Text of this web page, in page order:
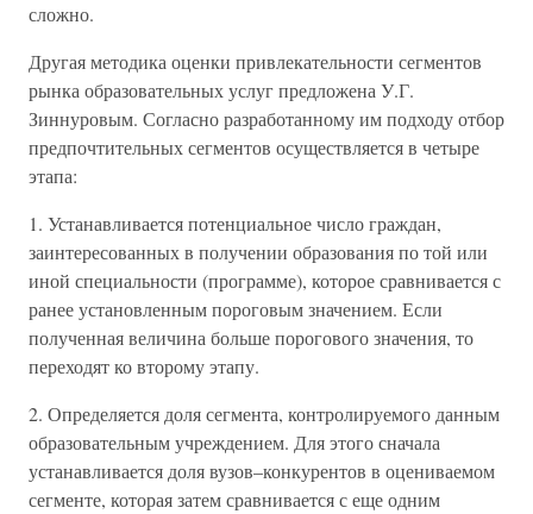
сложно.
Другая методика оценки привлекательности сегментов
рынка образовательных услуг предложена У.Г.
Зиннуровым. Согласно разработанному им подходу отбор
предпочтительных сегментов осуществляется в четыре
этапа:
1. Устанавливается потенциальное число граждан,
заинтересованных в получении образования по той или
иной специальности (программе), которое сравнивается с
ранее установленным пороговым значением. Если
полученная величина больше порогового значения, то
переходят ко второму этапу.
2. Определяется доля сегмента, контролируемого данным
образовательным учреждением. Для этого сначала
устанавливается доля вузов–конкурентов в оцениваемом
сегменте, которая затем сравнивается с еще одним